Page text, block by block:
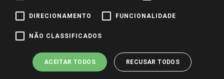
Pagamento e Segurança
DIRECIONAMENTO FUNCIONALIDADE
NÃO CLASSIFICADOS
ACEITAR TODOS RECUSAR TODOS